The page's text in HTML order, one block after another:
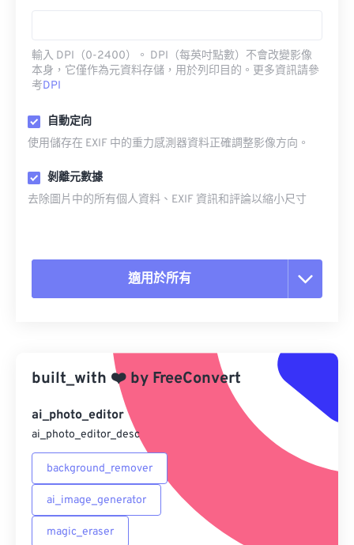
輸入 DPI（0-2400）。 DPI（每英吋點數）不會改變影像
本身，它僅作為元資料存儲，用於列印目的。更多資訊請參
考DPI
自動定向
使用儲存在 EXIF 中的重力感測器資料正確調整影像方向。
剝離元數據
去除圖片中的所有個人資料、EXIF 資訊和評論以縮小尺寸
適用於所有
另存為預設
built_with ❤️ by FreeConvert
ai_photo_editor
ai_photo_editor_desc
background_remover
ai_image_generator
magic_eraser